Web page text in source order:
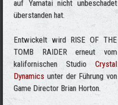
auf Yamatai nicht unbeschadet
überstanden hat.
Entwickelt wird RISE OF THE
TOMB RAIDER erneut vom
kalifornischen Studio Crystal
Dynamics unter der Führung von
Game Director Brian Horton.